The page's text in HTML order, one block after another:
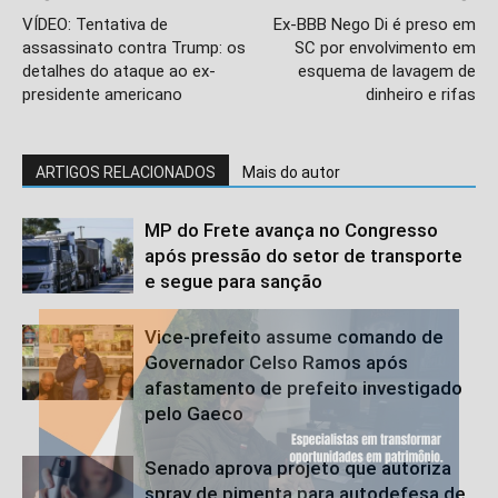
VÍDEO: Tentativa de
assassinato contra Trump: os
detalhes do ataque ao ex-
presidente americano
Ex-BBB Nego Di é preso em
SC por envolvimento em
esquema de lavagem de
dinheiro e rifas
ARTIGOS RELACIONADOS Mais do autor
MP do Frete avança no Congresso
após pressão do setor de transporte
e segue para sanção
Vice-prefeito assume comando de
Governador Celso Ramos após
afastamento de prefeito investigado
pelo Gaeco
Senado aprova projeto que autoriza
spray de pimenta para autodefesa de